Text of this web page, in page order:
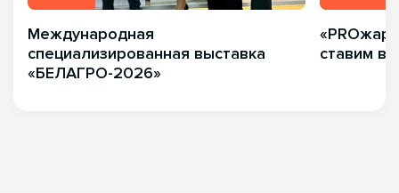
Международная
специализированная выставка
«БЕЛАГРО-2026»
ставим